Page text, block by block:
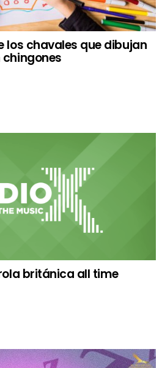
los chavales que dibujan
chingones
británica all time